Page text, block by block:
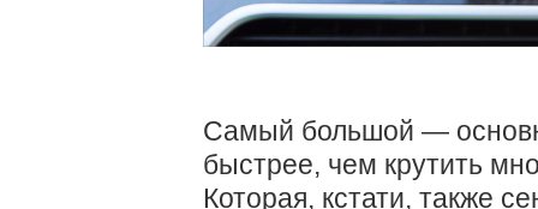
Самый большой —
быстрее, чем крутить
Которая, кстати, также